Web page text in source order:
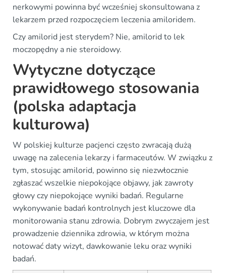
nerkowymi powinna być wcześniej skonsultowana z
lekarzem przed rozpoczęciem leczenia amiloridem.
Czy amilorid jest sterydem? Nie, amilorid to lek
moczopędny a nie steroidowy.
Wytyczne dotyczące
prawidłowego stosowania
(polska adaptacja
kulturowa)
W polskiej kulturze pacjenci często zwracają dużą
uwagę na zalecenia lekarzy i farmaceutów. W związku z
tym, stosując amilorid, powinno się niezwłocznie
zgłaszać wszelkie niepokojące objawy, jak zawroty
głowy czy niepokojące wyniki badań. Regularne
wykonywanie badań kontrolnych jest kluczowe dla
monitorowania stanu zdrowia. Dobrym zwyczajem jest
prowadzenie dziennika zdrowia, w którym można
notować daty wizyt, dawkowanie leku oraz wyniki
badań.